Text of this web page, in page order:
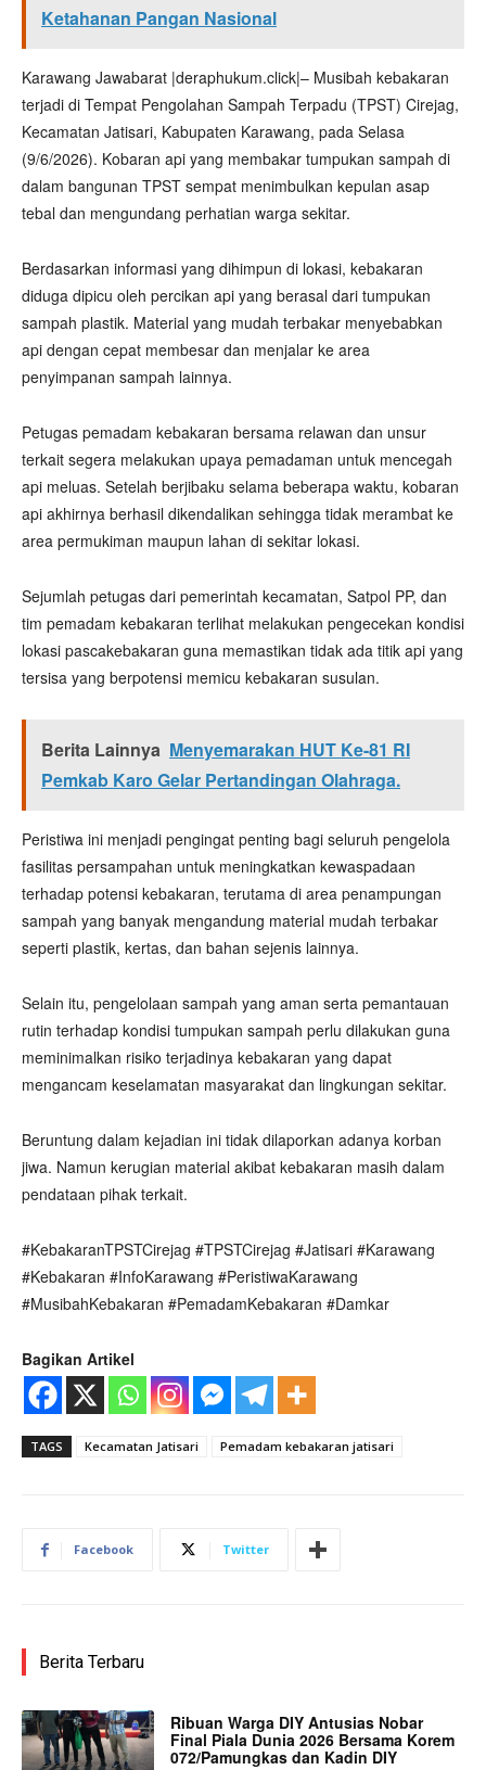
Ketahanan Pangan Nasional
Karawang Jawabarat |deraphukum.click|– Musibah kebakaran
terjadi di Tempat Pengolahan Sampah Terpadu (TPST) Cirejag,
Kecamatan Jatisari, Kabupaten Karawang, pada Selasa
(9/6/2026). Kobaran api yang membakar tumpukan sampah di
dalam bangunan TPST sempat menimbulkan kepulan asap
tebal dan mengundang perhatian warga sekitar.
Berdasarkan informasi yang dihimpun di lokasi, kebakaran
diduga dipicu oleh percikan api yang berasal dari tumpukan
sampah plastik. Material yang mudah terbakar menyebabkan
api dengan cepat membesar dan menjalar ke area
penyimpanan sampah lainnya.
Petugas pemadam kebakaran bersama relawan dan unsur
terkait segera melakukan upaya pemadaman untuk mencegah
api meluas. Setelah berjibaku selama beberapa waktu, kobaran
api akhirnya berhasil dikendalikan sehingga tidak merambat ke
area permukiman maupun lahan di sekitar lokasi.
Sejumlah petugas dari pemerintah kecamatan, Satpol PP, dan
tim pemadam kebakaran terlihat melakukan pengecekan kondisi
lokasi pascakebakaran guna memastikan tidak ada titik api yang
tersisa yang berpotensi memicu kebakaran susulan.
Berita Lainnya Menyemarakan HUT Ke-81 RI
Pemkab Karo Gelar Pertandingan Olahraga.
Peristiwa ini menjadi pengingat penting bagi seluruh pengelola
fasilitas persampahan untuk meningkatkan kewaspadaan
terhadap potensi kebakaran, terutama di area penampungan
sampah yang banyak mengandung material mudah terbakar
seperti plastik, kertas, dan bahan sejenis lainnya.
Selain itu, pengelolaan sampah yang aman serta pemantauan
rutin terhadap kondisi tumpukan sampah perlu dilakukan guna
meminimalkan risiko terjadinya kebakaran yang dapat
mengancam keselamatan masyarakat dan lingkungan sekitar.
Beruntung dalam kejadian ini tidak dilaporkan adanya korban
jiwa. Namun kerugian material akibat kebakaran masih dalam
pendataan pihak terkait.
#KebakaranTPSTCirejag #TPSTCirejag #Jatisari #Karawang
#Kebakaran #InfoKarawang #PeristiwaKarawang
#MusibahKebakaran #PemadamKebakaran #Damkar
Bagikan Artikel
TAGS Kecamatan Jatisari Pemadam kebakaran jatisari
Facebook Twitter
Berita Terbaru
Ribuan Warga DIY Antusias Nobar
Final Piala Dunia 2026 Bersama Korem
072/Pamungkas dan Kadin DIY